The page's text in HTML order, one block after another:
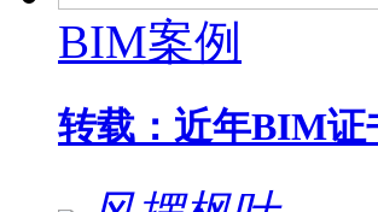
BIM案例
转载：近年BIM证